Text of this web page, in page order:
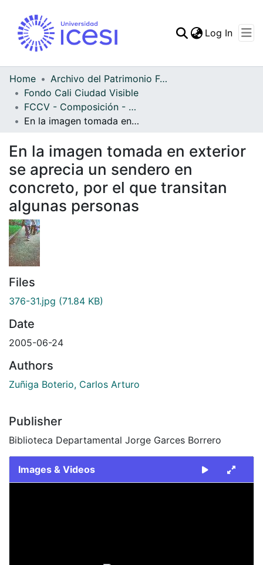
Log In
Home
Archivo del Patrimonio Fotográfico y Fílmico del Valle del Cauca
Fondo Cali Ciudad Visible
FCCV - Composición - Patrimonial
En la imagen tomada en exterior se aprecia un sendero en concreto, por el que transitan algunas personas
En la imagen tomada en exterior
se aprecia un sendero en
concreto, por el que transitan
algunas personas
Files
376-31.jpg (71.84 KB)
Date
2005-06-24
Authors
Zuñiga Boterio, Carlos Arturo
Publisher
Biblioteca Departamental Jorge Garces Borrero
Images & Videos